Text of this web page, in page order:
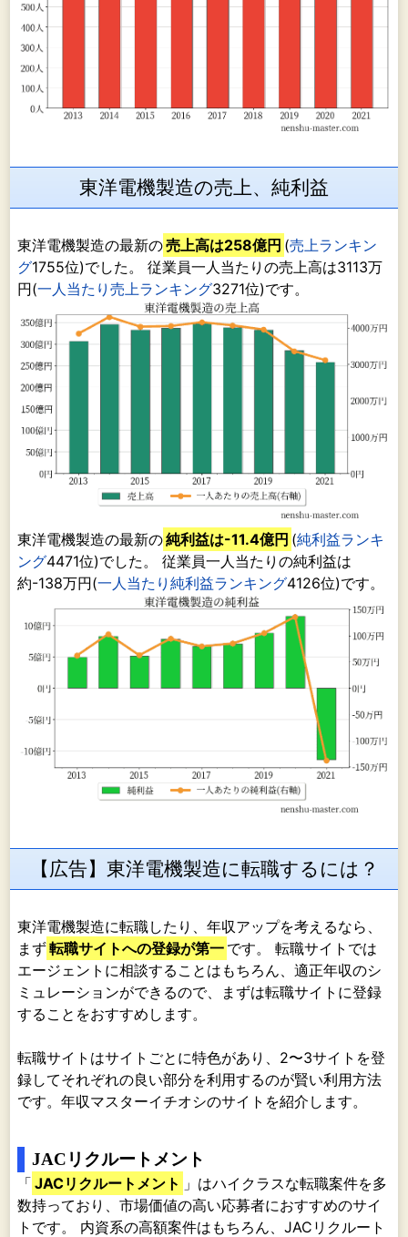
東洋電機製造の売上、純利益
東洋電機製造の最新の売上高は258億円 (売上ランキン
グ1755位)でした。 従業員一人当たりの売上高は3113万
円(一人当たり売上ランキング3271位)です。
東洋電機製造の最新の純利益は-11.4億円 (純利益ランキ
ング4471位)でした。 従業員一人当たりの純利益は
約-138万円(一人当たり純利益ランキング4126位)です。
【広告】東洋電機製造に転職するには？
東洋電機製造に転職したり、年収アップを考えるなら、
まず転職サイトへの登録が第一 です。 転職サイトでは
エージェントに相談することはもちろん、適正年収のシ
ミュレーションができるので、まずは転職サイトに登録
することをおすすめします。
転職サイトはサイトごとに特色があり、2〜3サイトを登
録してそれぞれの良い部分を利用するのが賢い利用方法
です。年収マスターイチオシのサイトを紹介します。
JACリクルートメント
「 JACリクルートメント 」はハイクラスな転職案件を多
数持っており、市場価値の高い応募者におすすめのサイ
トです。 内資系の高額案件はもちろん、JACリクルート